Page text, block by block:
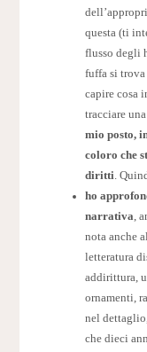
questa (ti
flusso degli
fuffa si
capire cosa
tracciare
mio posto,
coloro che
diritti.
ho
narrativa,
nota anche
letteratura
addirittura,
ornamenti,
nel
che dieci